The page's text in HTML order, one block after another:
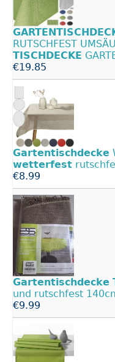
RUTSCHFEST
TISCHDECKE
€19.85
Gartentischdecke
wetterfest
€8.99
Gartentischdecke
und rutschfest
€9.99